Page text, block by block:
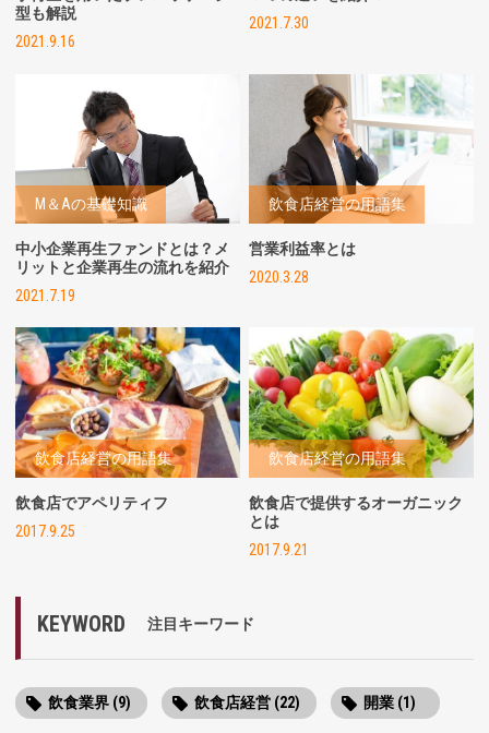
型も解説
2021.9.16
2021.7.30
M＆Aの基礎知識
中小企業再生ファンドとは？メ
リットと企業再生の流れを紹介
2021.7.19
飲食店経営の用語集
営業利益率とは
2020.3.28
飲食店経営の用語集
飲食店でアペリティフ
2017.9.25
飲食店経営の用語集
飲食店で提供するオーガニック
とは
2017.9.21
KEYWORD 注目キーワード
飲食業界 (9) 飲食店経営 (22) 開業 (1)